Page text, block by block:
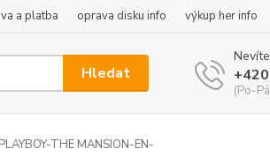
a platba oprava disku info výkup her info
Hledat
(Po-
PLAYBOY-THE MANSION-EN-